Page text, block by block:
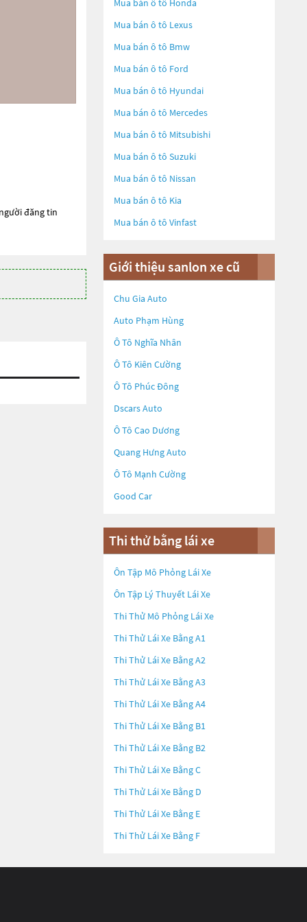
đăng tin
Mua bán ô tô Honda
Mua bán ô tô Lexus
Mua bán ô tô Bmw
Mua bán ô tô Ford
Mua bán ô tô Hyundai
Mua bán ô tô Mercedes
Mua bán ô tô Mitsubishi
Mua bán ô tô Suzuki
Mua bán ô tô Nissan
Mua bán ô tô Kia
Mua bán ô tô Vinfast
Giới thiệu sanlon xe cũ
Chu Gia Auto
Auto Phạm Hùng
Ô Tô Nghĩa Nhân
Ô Tô Kiên Cường
Ô Tô Phúc Đông
Dscars Auto
Ô Tô Cao Dương
Quang Hưng Auto
Ô Tô Mạnh Cường
Good Car
Thi thử bằng lái xe
Ôn Tập Mô Phỏng Lái Xe
Ôn Tập Lý Thuyết Lái Xe
Thi Thử Mô Phỏng Lái Xe
Thi Thử Lái Xe Bằng A1
Thi Thử Lái Xe Bằng A2
Thi Thử Lái Xe Bằng A3
Thi Thử Lái Xe Bằng A4
Thi Thử Lái Xe Bằng B1
Thi Thử Lái Xe Bằng B2
Thi Thử Lái Xe Bằng C
Thi Thử Lái Xe Bằng D
Thi Thử Lái Xe Bằng E
Thi Thử Lái Xe Bằng F